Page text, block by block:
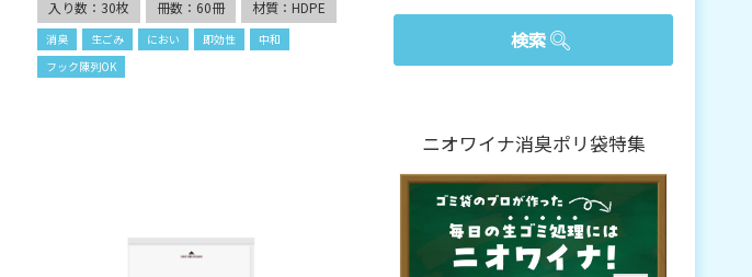
入り数：30枚
冊数：60冊 材質：HDPE
消臭 生ごみ におい 即効性
中和
フック陳列OK
ニオワイナ消臭ポリ袋特集